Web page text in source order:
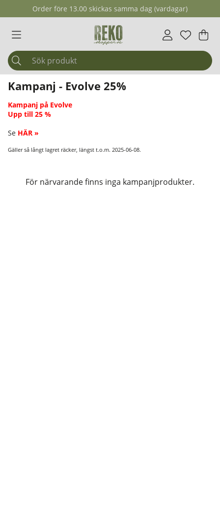
Order före 13.00 skickas samma dag (vardagar)
Antal i
. .
Kampanj - Evolve 25%
Kampanj på Evolve
Upp till 25 %
Se HÄR »
Gäller så långt lagret räcker, längst t.o.m. 2025-06-08.
Produkter
För närvarande finns inga kampanjprodukter.